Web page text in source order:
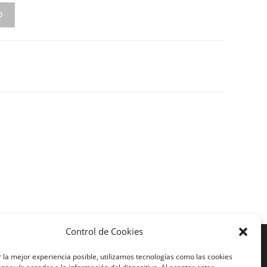
Control de Cookies
la mejor experiencia posible, utilizamos tecnologías como las cookies